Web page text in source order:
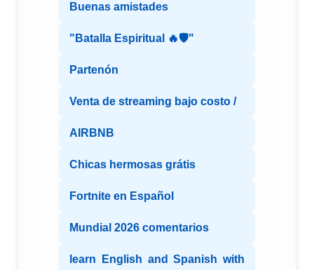
Buenas amistades
"Batalla Espiritual 🔥🛡️"
Partenón
Venta de streaming bajo costo /
AIRBNB
Chicas hermosas grátis
Fortnite en Español
Mundial 2026 comentarios
learn English and Spanish with